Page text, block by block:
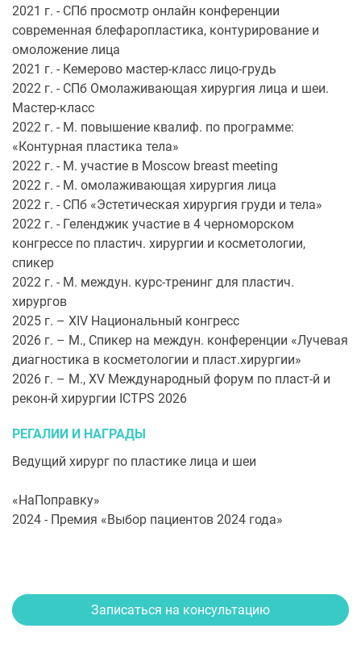
2021 г. - СПб просмотр онлайн конференции
современная блефаропластика, контурирование и
омоложение лица
2021 г. - Кемерово мастер-класс лицо-грудь
2022 г. - СПб Омолаживающая хирургия лица и шеи.
Мастер-класс
2022 г. - М. повышение квалиф. по программе:
«Контурная пластика тела»
2022 г. - М. участие в Moscow breast meeting
2022 г. - М. омолаживающая хирургия лица
2022 г. - СПб «Эстетическая хирургия груди и тела»
2022 г. - Геленджик участие в 4 черноморском
конгрессе по пластич. хирургии и косметологии,
спикер
2022 г. - М. междун. курс-тренинг для пластич.
хирургов
2025 г. – XIV Национальный конгресс
2026 г. – М., Спикер на междун. конференции «Лучевая
диагностика в косметологии и пласт.хирургии»
2026 г. – М., XV Международный форум по пласт-й и
рекон-й хирургии ICTPS 2026
РЕГАЛИИ И НАГРАДЫ
Ведущий хирург по пластике лица и шеи
«НаПоправку»
2024 - Премия «Выбор пациентов 2024 года»
Записаться на консультацию